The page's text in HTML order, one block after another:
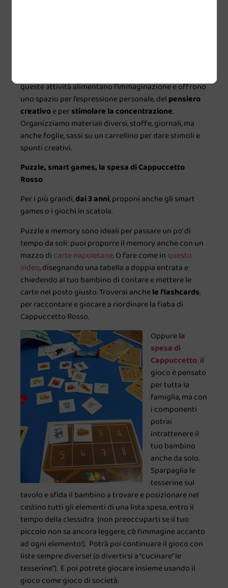
queste attività alimentano l’immaginazione e offrono
uno spazio per l’espressione personale, del pensiero
creativoe perstimolare la concentrazione.
Organizziamo materiali diversi, stoffe, giornali, ma
anche foglie, sassi su un carrellino per dare stimoli e
spunti creativi.
Puzzle, smart games, la spesa di Cappuccetto
Rosso
Per i più grandi,dai 3 anni, proponi anche gli smart
games o i giochi in scatola.
Puzzle e memory sono ideali per passare un po’ di
tempo da soli: puoi proporre il memory anche con un
mazzo di carte napoletane. O fare come in questo
video, disegnando una tabella a doppia entrata e
chiedendo al tuo bambino di contare e mettere le
carte nel posto giusto. Troverai anchele flashcards,
per raccontare e giocare a riordinare la fiaba di
Cappuccetto Rosso.
Oppurela
spesa di
Cappuccetto: il
gioco è pensato
per tutta la
famiglia, ma con
i componenti
potrai
intrattenere il
tuo bambino
anche da solo.
Sparpaglia le
tesserine sul
tavolo e sfida il bambino a trovare e posizionare nel
cestino tutti gli elementi di una lista spesa, entro il
tempo della clessidra (non preoccuparti se il tuo
piccolo non sa ancora leggere, c’è l’immagine accanto
ad ogni elemento!). Potrà poi continuare il gioco con
liste sempre diverse! (o divertirsi a “cucinare” le
tesserine”). E poi potrete giocare insieme usando il
gioco come gioco di società.